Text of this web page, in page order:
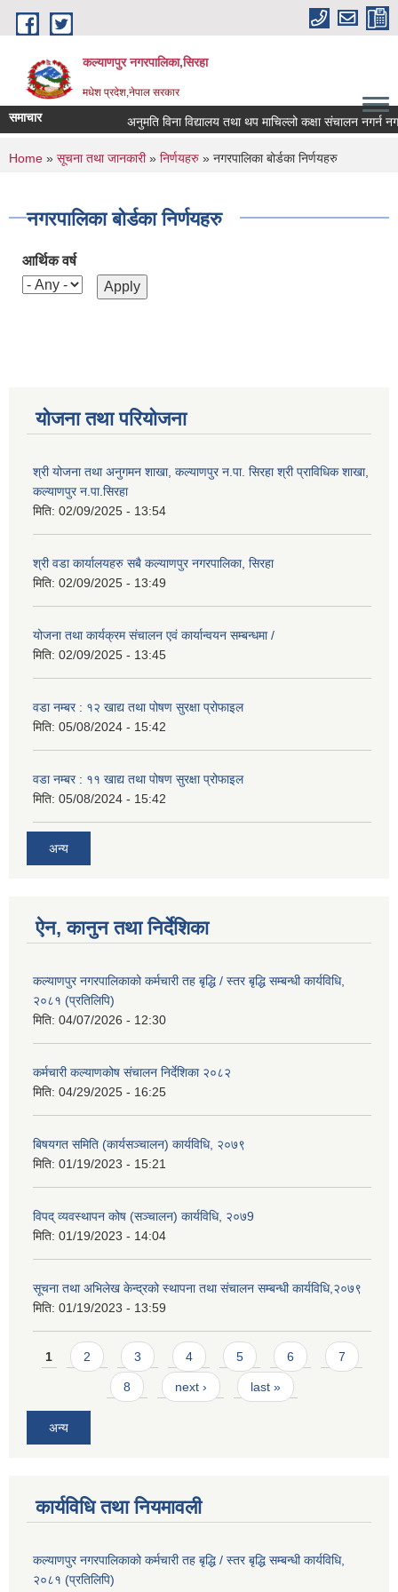
Skip to main content
कल्याणपुर नगरपालिका,सिरहा
मधेश प्रदेश,नेपाल सरकार
समाचार अनुमति विना विद्यालय तथा थप माचिल्लो कक्षा संचालन नगर्न
You are here
Home » सूचना तथा जानकारी» निर्णयहरु » नगरपालिका बोर्डका निर्णयहरु
नगरपालिका बोर्डका निर्णयहरु
आर्थिक वर्ष
योजना तथा परियोजना
श्री योजना तथा अनुगमन शाखा, कल्याणपुर न.पा. सिरहा श्री प्राविधिक शाखा,
कल्याणपुर न.पा.सिरहा
मिति: 02/09/2025 - 13:54
श्री वडा कार्यालयहरु सबै कल्याणपुर नगरपालिका, सिरहा
मिति: 02/09/2025 - 13:49
योजना तथा कार्यक्रम संचालन एवं कार्यान्वयन सम्बन्धमा /
मिति: 02/09/2025 - 13:45
वडा नम्बर : १२ खाद्य तथा पोषण सुरक्षा प्रोफाइल
मिति: 05/08/2024 - 15:42
वडा नम्बर : ११ खाद्य तथा पोषण सुरक्षा प्रोफाइल
मिति: 05/08/2024 - 15:42
अन्य
ऐन, कानुन तथा निर्देशिका
कल्याणपुर नगरपालिकाको कर्मचारी तह बृद्धि / स्तर बृद्धि सम्बन्धी कार्यविधि,
२०८१ (प्रतिलिपि)
मिति: 04/07/2026 - 12:30
कर्मचारी कल्याणकोष संचालन निर्देशिका २०८२
मिति: 04/29/2025 - 16:25
बिषयगत समिति (कार्यसञ्चालन) कार्यविधि, २०७९
मिति: 01/19/2023 - 15:21
विपद् व्यवस्थापन कोष (सञ्चालन) कार्यविधि, २०७9
मिति: 01/19/2023 - 14:04
सूचना तथा अभिलेख केन्द्रको स्थापना तथा संचालन सम्बन्धी कार्यविधि,२०७९
मिति: 01/19/2023 - 13:59
Pages
1 2 3 4 5 6 7
8 next › last »
अन्य
कार्यविधि तथा नियमावली
कल्याणपुर नगरपालिकाको कर्मचारी तह बृद्धि / स्तर बृद्धि सम्बन्धी कार्यविधि,
२०८१ (प्रतिलिपि)